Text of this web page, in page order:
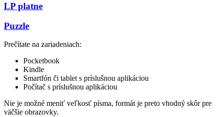
LP platne
Puzzle
Prečítate na zariadeniach:
Pocketbook
Kindle
Smartfón či tablet s príslušnou aplikáciou
Počítač s príslušnou aplikáciou
Nie je možné meniť veľkosť písma, formát je preto vhodný skôr pre
väčšie obrazovky.